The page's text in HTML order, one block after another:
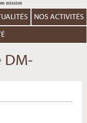
NOS ACTIVITÉS
DM-